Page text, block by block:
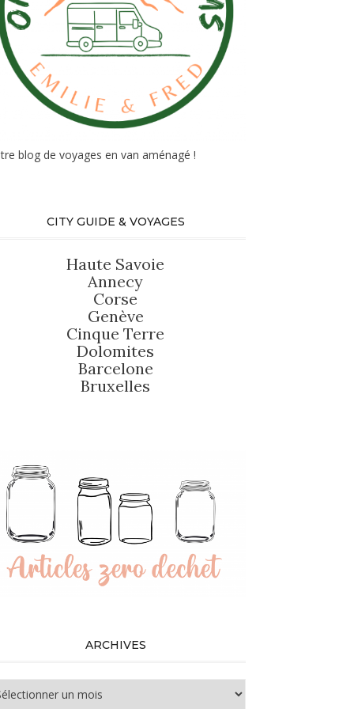
blog de voyages en van aménagé !
CITY GUIDE & VOYAGES
Haute Savoie
Annecy
Corse
Genève
Cinque Terre
Dolomites
Barcelone
Bruxelles
ARCHIVES